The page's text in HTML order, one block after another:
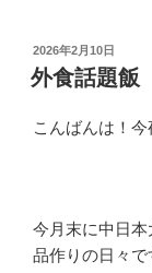
投
稿
日:
2026年2月10日
外食話題飯
こんばんは！今
今月末に中日
品作りの日々で